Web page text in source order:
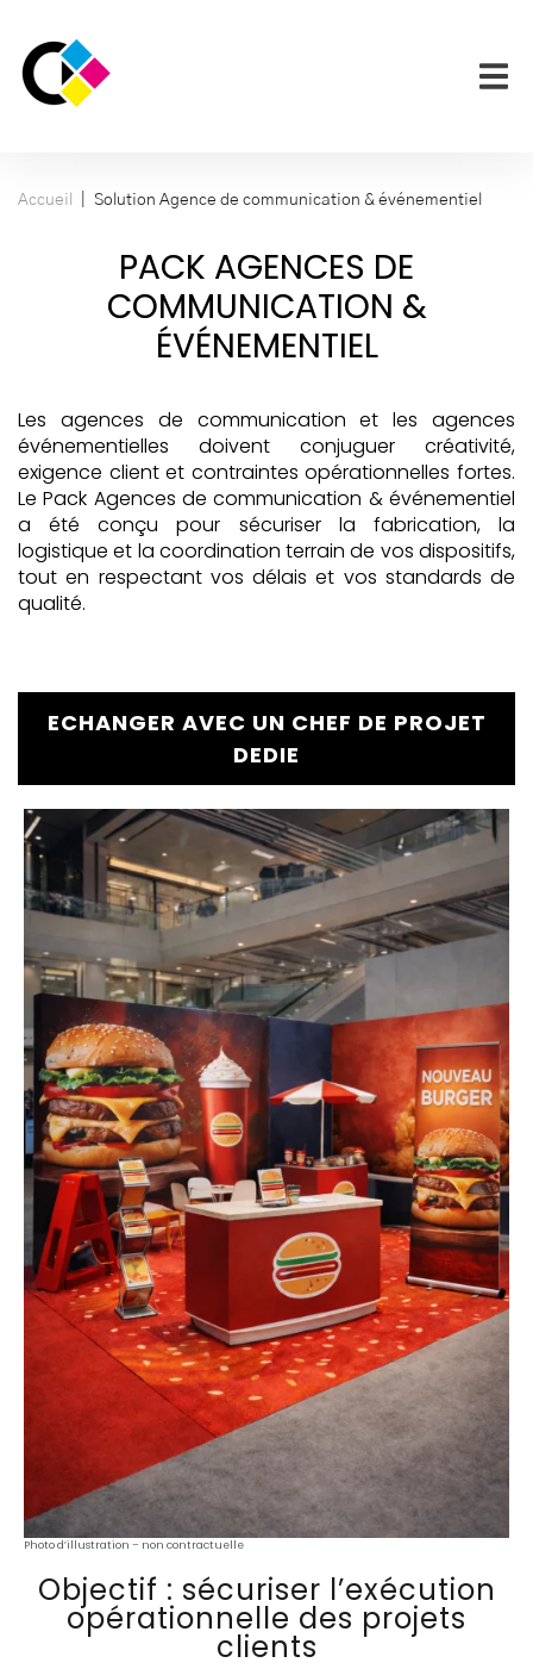
Accueil Solution Agence de communication & événementiel
PACK AGENCES DE
COMMUNICATION &
ÉVÉNEMENTIEL
Les agences de communication et les agences
événementielles doivent conjuguer créativité,
exigence client et contraintes opérationnelles fortes.
Le Pack Agences de communication & événementiel
a été conçu pour sécuriser la fabrication, la
logistique et la coordination terrain de vos dispositifs,
tout en respectant vos délais et vos standards de
qualité.
ECHANGER AVEC UN CHEF DE PROJET
DEDIE
Photo d’illustration – non contractuelle
Objectif : sécuriser l’exécution
opérationnelle des projets
clients